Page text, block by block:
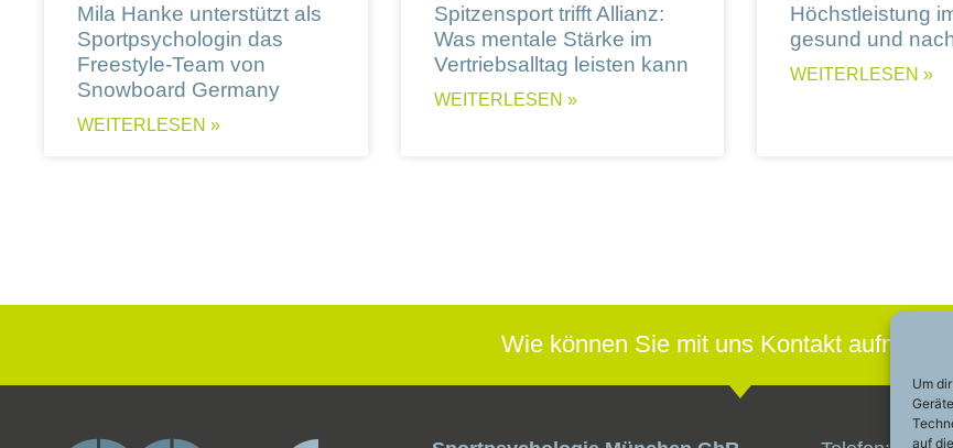
Um
auf
Mila Hanke unterstützt als
Sportpsychologin das
Freestyle-Team von
Snowboard Germany
WEITERLESEN »
Spitzensport trifft Allianz:
Was mentale Stärke im
Vertriebsalltag leisten kann
WEITERLESEN »
Höchstleistung
gesund und
WEITERLESEN »
Wie können Sie mit uns Kontakt